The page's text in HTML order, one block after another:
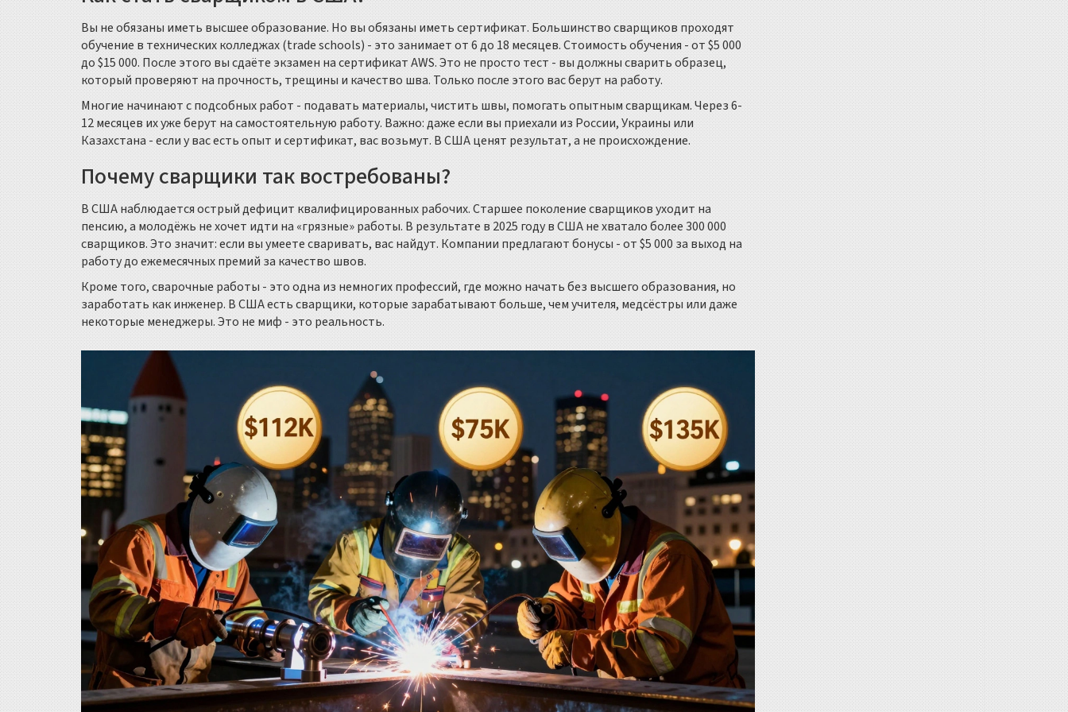
Вы не обязаны иметь высшее образование. Но вы обязаны иметь сертификат. Большинство сварщиков проходят
обучение в технических колледжах (trade schools) - это занимает от 6 до 18 месяцев. Стоимость обучения - от $5 000
до $15 000. После этого вы сдаёте экзамен на сертификат AWS. Это не просто тест - вы должны сварить образец,
который проверяют на прочность, трещины и качество шва. Только после этого вас берут на работу.
Многие начинают с подсобных работ - подавать материалы, чистить швы, помогать опытным сварщикам. Через 6-
12 месяцев их уже берут на самостоятельную работу. Важно: даже если вы приехали из России, Украины или
Казахстана - если у вас есть опыт и сертификат, вас возьмут. В США ценят результат, а не происхождение.
Почему сварщики так востребованы?
В США наблюдается острый дефицит квалифицированных рабочих. Старшее поколение сварщиков уходит на
пенсию, а молодёжь не хочет идти на «грязные» работы. В результате в 2025 году в США не хватало более 300 000
сварщиков. Это значит: если вы умеете сваривать, вас найдут. Компании предлагают бонусы - от $5 000 за выход на
работу до ежемесячных премий за качество швов.
Кроме того, сварочные работы - это одна из немногих профессий, где можно начать без высшего образования, но
заработать как инженер. В США есть сварщики, которые зарабатывают больше, чем учителя, медсёстры или даже
некоторые менеджеры. Это не миф - это реальность.